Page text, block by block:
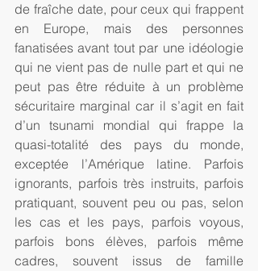
de fraîche date, pour ceux qui frappent
en Europe, mais des personnes
fanatisées avant tout par une idéologie
qui ne vient pas de nulle part et qui ne
peut pas être réduite à un problème
sécuritaire marginal car il s’agit en fait
d’un tsunami mondial qui frappe la
quasi-totalité des pays du monde,
exceptée l’Amérique latine. Parfois
ignorants, parfois très instruits, parfois
pratiquant, souvent peu ou pas, selon
les cas et les pays, parfois voyous,
parfois bons élèves, parfois même
cadres, souvent issus de famille